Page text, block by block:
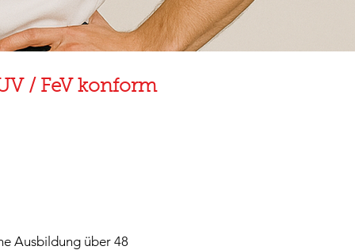
/ FeV konform
Ausbildung über 48